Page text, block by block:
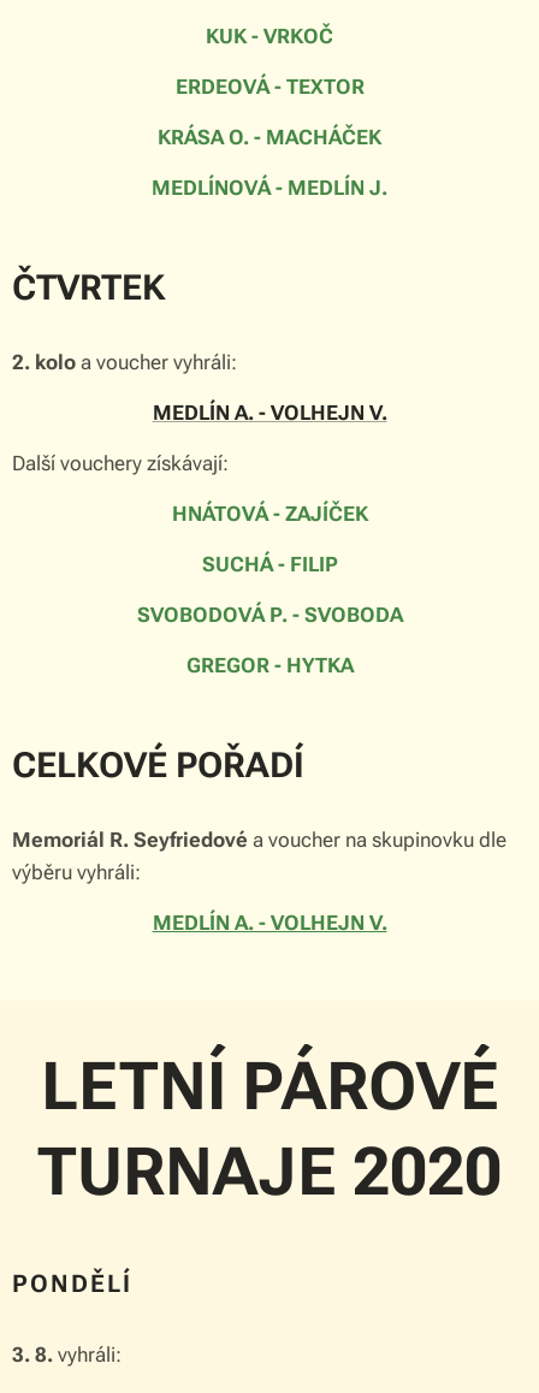
KUK - VRKOČ
ERDEOVÁ - TEXTOR
KRÁSA O. - MACHÁČEK
MEDLÍNOVÁ - MEDLÍN J.
ČTVRTEK
2. kolo a voucher vyhráli:
MEDLÍN A. - VOLHEJN V.
Další vouchery získávají:
HNÁTOVÁ - ZAJÍČEK
SUCHÁ - FILIP
SVOBODOVÁ P. - SVOBODA
GREGOR - HYTKA
CELKOVÉ POŘADÍ
Memoriál R. Seyfriedové a voucher na skupinovku dle
výběru vyhráli:
MEDLÍN A. - VOLHEJN V.
LETNÍ PÁROVÉ
TURNAJE 2020
PONDĚLÍ
3. 8. vyhráli: